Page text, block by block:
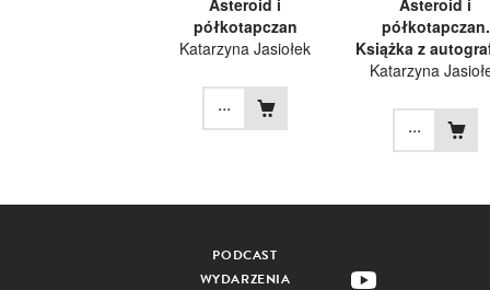
półkotapczan
Katarzyna Jasiołek
...
półkotapczan.
Książka z
Katarzyna
...
PODCAST
WYDARZENIA